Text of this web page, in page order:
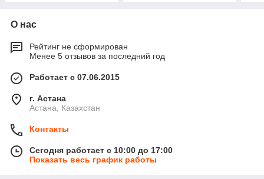
О нас
Рейтинг не сформирован
Менее 5 отзывов за последний год
Работает с 07.06.2015
г. Астана
Астана, Казахстан
Контакты
Сегодня работает с 10:00 до 17:00
Показать весь график работы